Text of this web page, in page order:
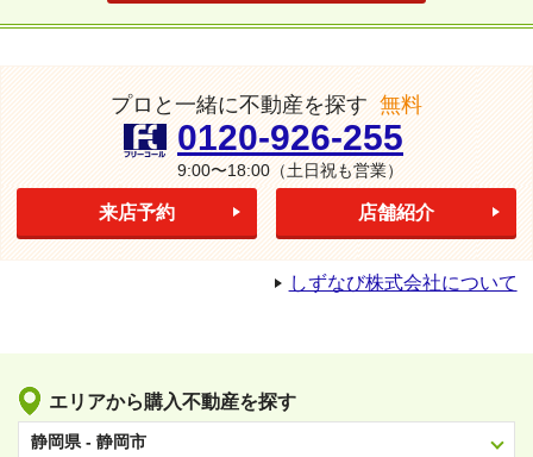
プロと一緒に不動産を探す 無料
0120-926-255
9:00〜18:00（土日祝も営業）
来店予約 店舗紹介
しずなび株式会社について
エリアから購入不動産を探す
静岡県 - 静岡市